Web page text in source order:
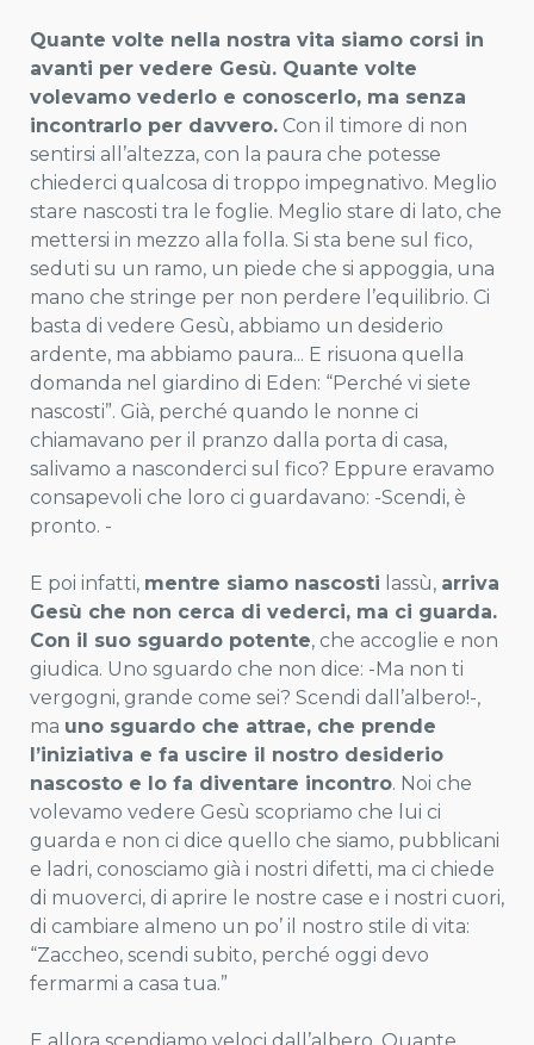
Quante volte nella nostra vita siamo corsi in
avanti per vedere Gesù. Quante volte
volevamo vederlo e conoscerlo, ma senza
incontrarlo per davvero. Con il timore di non
sentirsi all’altezza, con la paura che potesse
chiederci qualcosa di troppo impegnativo. Meglio
stare nascosti tra le foglie. Meglio stare di lato, che
mettersi in mezzo alla folla. Si sta bene sul fico,
seduti su un ramo, un piede che si appoggia, una
mano che stringe per non perdere l’equilibrio. Ci
basta di vedere Gesù, abbiamo un desiderio
ardente, ma abbiamo paura... E risuona quella
domanda nel giardino di Eden: “Perché vi siete
nascosti”. Già, perché quando le nonne ci
chiamavano per il pranzo dalla porta di casa,
salivamo a nasconderci sul fico? Eppure eravamo
consapevoli che loro ci guardavano: -Scendi, è
pronto. -
E poi infatti, mentre siamo nascosti lassù, arriva
Gesù che non cerca di vederci, ma ci guarda.
Con il suo sguardo potente, che accoglie e non
giudica. Uno sguardo che non dice: -Ma non ti
vergogni, grande come sei? Scendi dall’albero!-,
ma uno sguardo che attrae, che prende
l’iniziativa e fa uscire il nostro desiderio
nascosto e lo fa diventare incontro. Noi che
volevamo vedere Gesù scopriamo che lui ci
guarda e non ci dice quello che siamo, pubblicani
e ladri, conosciamo già i nostri difetti, ma ci chiede
di muoverci, di aprire le nostre case e i nostri cuori,
di cambiare almeno un po’ il nostro stile di vita:
“Zaccheo, scendi subito, perché oggi devo
fermarmi a casa tua.”